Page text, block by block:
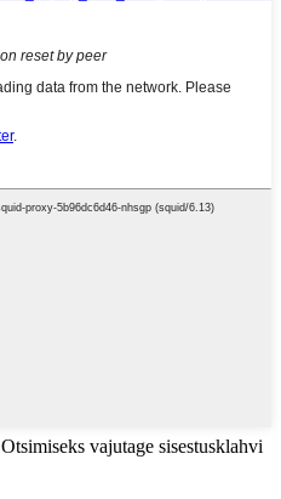
Otsimiseks vajutage sisestusklahvi